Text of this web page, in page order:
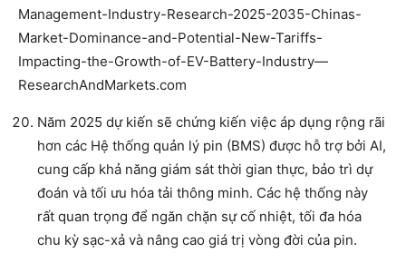
Management-Industry-Research-2025-2035-Chinas-
Market-Dominance-and-Potential-New-Tariffs-
Impacting-the-Growth-of-EV-Battery-Industry—
ResearchAndMarkets.com
Năm 2025 dự kiến sẽ chứng kiến việc áp dụng rộng rãi
hơn các Hệ thống quản lý pin (BMS) được hỗ trợ bởi AI,
cung cấp khả năng giám sát thời gian thực, bảo trì dự
đoán và tối ưu hóa tải thông minh. Các hệ thống này
rất quan trọng để ngăn chặn sự cố nhiệt, tối đa hóa
chu kỳ sạc-xả và nâng cao giá trị vòng đời của pin.